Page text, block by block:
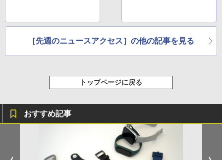
［先週のニュースアクセス］の他の記事を見る
トップページに戻る
おすすめ記事